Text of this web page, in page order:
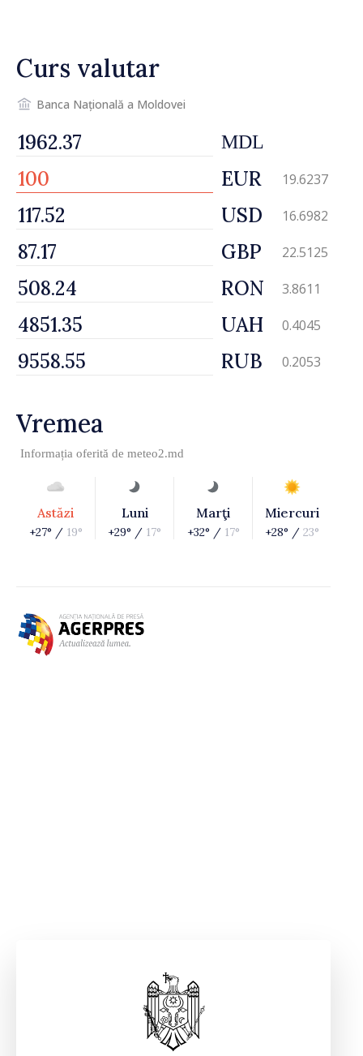
Curs valutar
Banca Națională a Moldovei
MDL
EUR 19.6237
USD 16.6982
GBP 22.5125
RON 3.8611
UAH 0.4045
RUB 0.2053
Vremea
Informația oferită de meteo2.md
Astăzi
+27° / 19°
Luni
+29° / 17°
Marţi
+32° / 17°
Miercuri
+28° / 23°